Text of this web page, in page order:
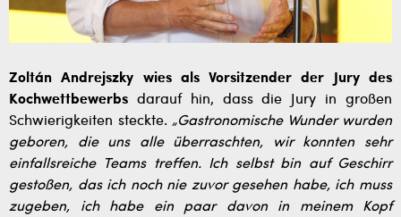
Zoltán Andrejszky wies als Vorsitzender der Jury des
Kochwettbewerbs darauf hin, dass die Jury in großen
Schwierigkeiten steckte. „Gastronomische Wunder wurden
geboren, die uns alle überraschten, wir konnten sehr
einfallsreiche Teams treffen. Ich selbst bin auf Geschirr
gestoßen, das ich noch nie zuvor gesehen habe, ich muss
zugeben, ich habe ein paar davon in meinem Kopf